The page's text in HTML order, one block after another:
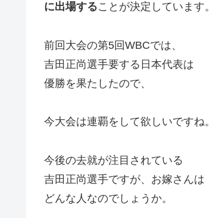
に出場することが決定しています。
前回大会の第5回WBCでは、
吉田正尚選手要する日本代表は
優勝を果たしたので、
今大会は連覇をして欲しいですね。
今後の去就が注目されている
吉田正尚選手ですが、お嫁さんは
どんな人なのでしょうか。